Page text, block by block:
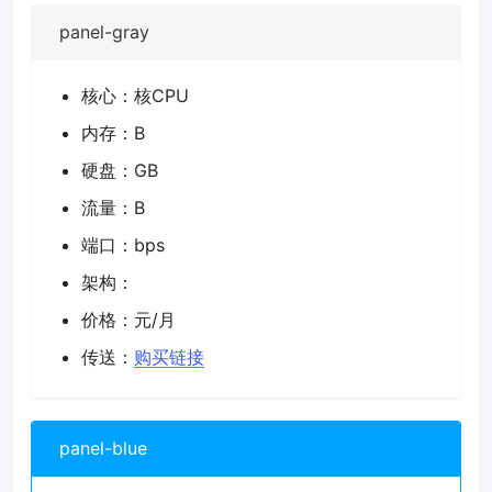
panel-gray
核心：核CPU
内存：B
硬盘：GB
流量：B
端口：bps
架构：
价格：元/月
传送： 购买链接
panel-blue